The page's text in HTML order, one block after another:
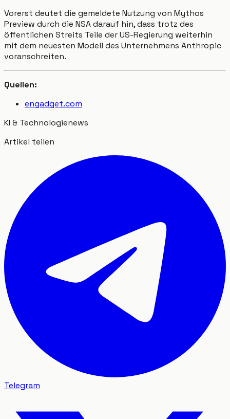
Vorerst deutet die gemeldete Nutzung von Mythos
Preview durch die NSA darauf hin, dass trotz des
öffentlichen Streits Teile der US-Regierung weiterhin
mit dem neuesten Modell des Unternehmens Anthropic
voranschreiten.
Quellen:
engadget.com
KI & Technologienews
Artikel teilen
Telegram